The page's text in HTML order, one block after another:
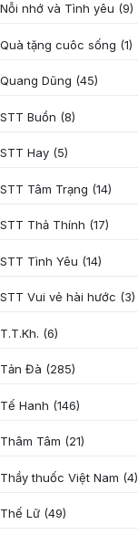
Nỗi nhớ và Tình yêu (9)
Quà tặng cuôc sống (1)
Quang Dũng (45)
STT Buồn (8)
STT Hay (5)
STT Tâm Trạng (14)
STT Thả Thính (17)
STT Tình Yêu (14)
STT Vui vẻ hài hước (3)
T.T.Kh. (6)
Tản Đà (285)
Tế Hanh (146)
Thâm Tâm (21)
Thầy thuốc Việt Nam (4)
Thế Lữ (49)